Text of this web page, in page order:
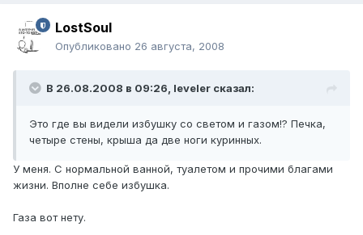
LostSoul
Опубликовано 26 августа, 2008
В 26.08.2008 в 09:26, leveler сказал:
Это где вы видели избушку со светом и газом!? Печка,
четыре стены, крыша да две ноги куринных.
У меня. С нормальной ванной, туалетом и прочими благами
жизни. Вполне себе избушка.
Газа вот нету.